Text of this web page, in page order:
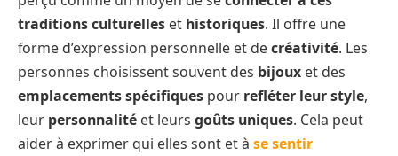
traditions culturelles et historiques. Il offre une
forme d’expression personnelle et decréativité. Les
personnes choisissent souvent des bijoux et des
emplacements spécifiques pour refléter leur style,
leur personnalité et leurs goûts uniques. Cela peut
aider à exprimer qui elles sont et à se sentir